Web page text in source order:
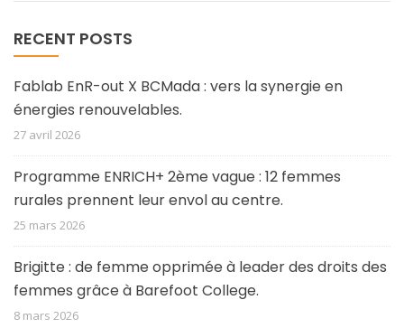
RECENT POSTS
Fablab EnR-out X BCMada : vers la synergie en
énergies renouvelables.
27 avril 2026
Programme ENRICH+ 2ème vague : 12 femmes
rurales prennent leur envol au centre.
25 mars 2026
Brigitte : de femme opprimée à leader des droits des
femmes grâce à Barefoot College.
8 mars 2026